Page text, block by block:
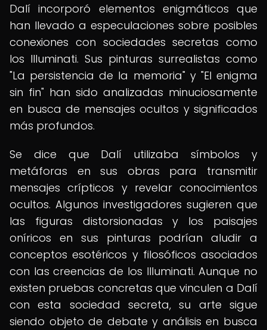
Dalí incorporó elementos enigmáticos que
han llevado a especulaciones sobre posibles
conexiones con sociedades secretas como
los Illuminati. Sus pinturas surrealistas como
"La persistencia de la memoria" y "El enigma
sin fin" han sido analizadas minuciosamente
en busca de mensajes ocultos y significados
más profundos.
Se dice que Dalí utilizaba símbolos y
metáforas en sus obras para transmitir
mensajes crípticos y revelar conocimientos
ocultos. Algunos investigadores sugieren que
las figuras distorsionadas y los paisajes
oníricos en sus pinturas podrían aludir a
conceptos esotéricos y filosóficos asociados
con las creencias de los Illuminati. Aunque no
existen pruebas concretas que vinculen a Dalí
con esta sociedad secreta, su arte sigue
siendo objeto de debate y análisis en busca